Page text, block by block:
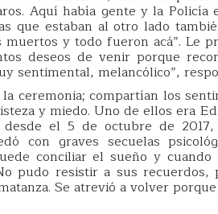
Aquí había gente y la Policía
que estaban al otro lado
muertos y todo fueron acá”. Le
deseos de venir porque
sentimental, melancólico”,
ceremonia; compartían los
y miedo. Uno de ellos era
el 5 de octubre de
con graves secuelas
conciliar el sueño y
pudo resistir a sus
Se atrevió a volver